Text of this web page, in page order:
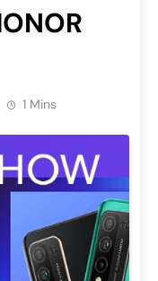
1 Mins